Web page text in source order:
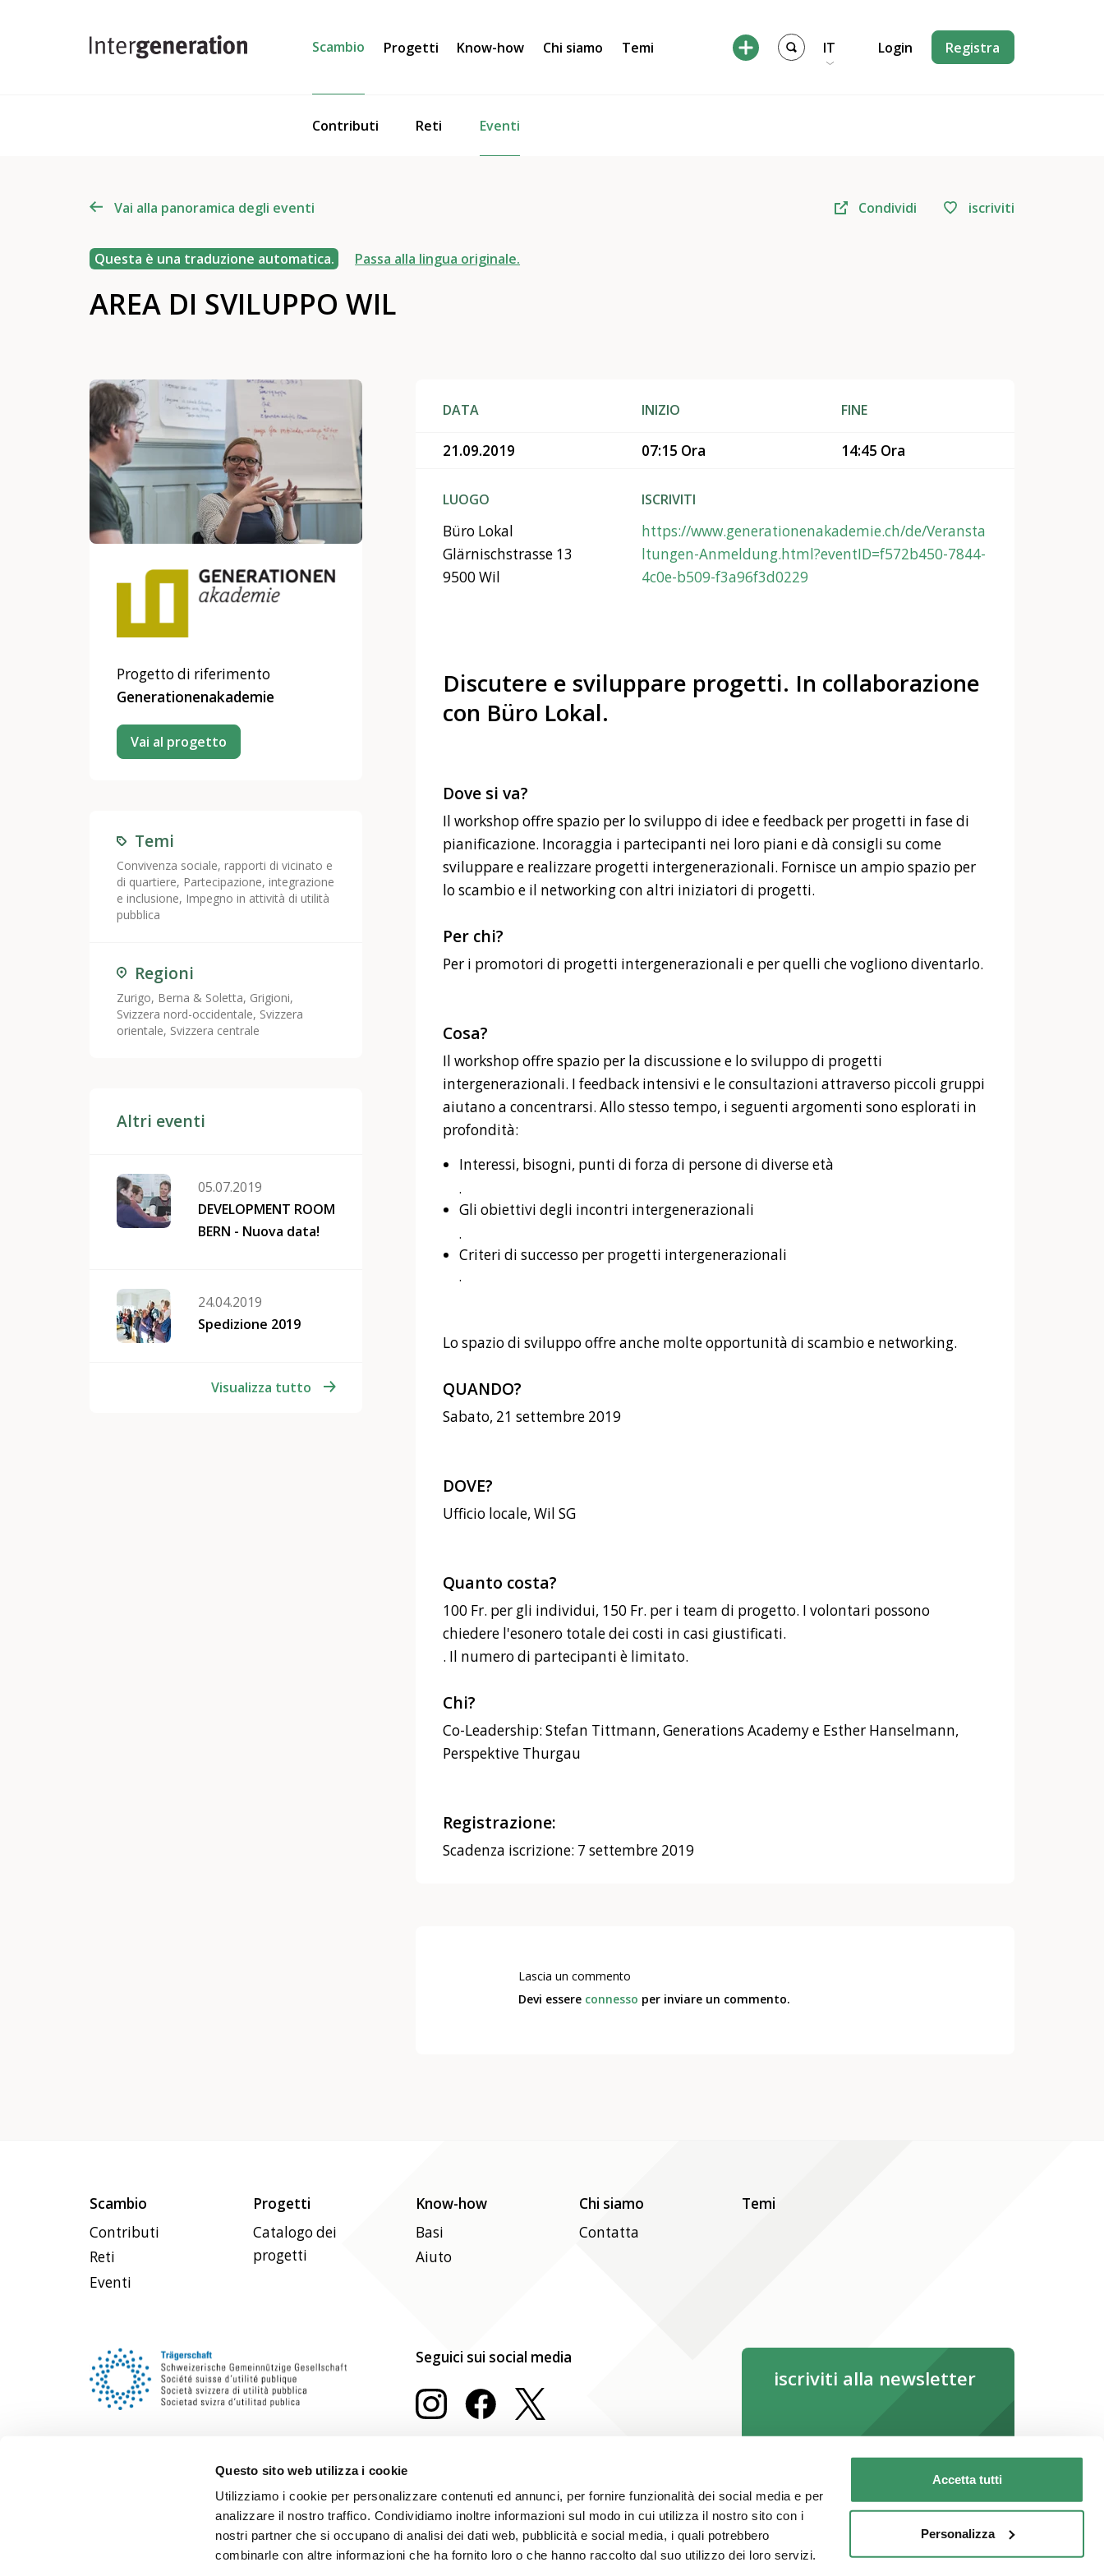
Questo sito web utilizza i cookie
Utilizziamo i cookie per personalizzare contenuti ed annunci, per fornire funzionalità dei social media e per
analizzare il nostro traffico. Condividiamo inoltre informazioni sul modo in cui utilizza il nostro sito con i
nostri partner che si occupano di analisi dei dati web, pubblicità e social media, i quali potrebbero
combinarle con altre informazioni che ha fornito loro o che hanno raccolto dal suo utilizzo dei loro servizi.
Accetta tutti
Personalizza
Scambio
Contributi Reti Eventi
Progetti Know-how Chi siamo Temi IT Login Registra
Vai alla panoramica degli eventi Condividi iscriviti
Questa è una traduzione automatica. Passa alla lingua originale.
AREA DI SVILUPPO WIL
Progetto di riferimento
Generationenakademie
Vai al progetto
Temi
Convivenza sociale, rapporti di vicinato e
di quartiere, Partecipazione, integrazione
e inclusione, Impegno in attività di utilità
pubblica
Regioni
Zurigo, Berna & Soletta, Grigioni,
Svizzera nord-occidentale, Svizzera
orientale, Svizzera centrale
Altri eventi
05.07.2019
DEVELOPMENT ROOM
BERN - Nuova data!
24.04.2019
Spedizione 2019
Visualizza tutto
DATA INIZIO FINE
21.09.2019 07:15 Ora 14:45 Ora
LUOGO
Büro Lokal
Glärnischstrasse 13
9500 Wil
ISCRIVITI
https://www.generationenakademie.ch/de/Veransta
ltungen-Anmeldung.html?eventID=f572b450-7844-
4c0e-b509-f3a96f3d0229
Discutere e sviluppare progetti. In collaborazione
con Büro Lokal.
Dove si va?
Il workshop offre spazio per lo sviluppo di idee e feedback per progetti in fase di
pianificazione. Incoraggia i partecipanti nei loro piani e dà consigli su come
sviluppare e realizzare progetti intergenerazionali. Fornisce un ampio spazio per
lo scambio e il networking con altri iniziatori di progetti.
Per chi?
Per i promotori di progetti intergenerazionali e per quelli che vogliono diventarlo.
Cosa?
Il workshop offre spazio per la discussione e lo sviluppo di progetti
intergenerazionali. I feedback intensivi e le consultazioni attraverso piccoli gruppi
aiutano a concentrarsi. Allo stesso tempo, i seguenti argomenti sono esplorati in
profondità:
Interessi, bisogni, punti di forza di persone di diverse età
.
Gli obiettivi degli incontri intergenerazionali
.
Criteri di successo per progetti intergenerazionali
.
Lo spazio di sviluppo offre anche molte opportunità di scambio e networking.
QUANDO?
Sabato, 21 settembre 2019
DOVE?
Ufficio locale, Wil SG
Quanto costa?
100 Fr. per gli individui, 150 Fr. per i team di progetto. I volontari possono
chiedere l'esonero totale dei costi in casi giustificati.
. Il numero di partecipanti è limitato.
Chi?
Co-Leadership: Stefan Tittmann, Generations Academy e Esther Hanselmann,
Perspektive Thurgau
Registrazione:
Scadenza iscrizione: 7 settembre 2019
Lascia un commento
Devi essere connesso per inviare un commento.
Scambio
Contributi
Reti
Eventi
Progetti
Catalogo dei
progetti
Know-how
Basi
Aiuto
Chi siamo
Contatta
Temi
Seguici sui social media
iscriviti alla newsletter
iscriviti subito
Leggi la newsletter online